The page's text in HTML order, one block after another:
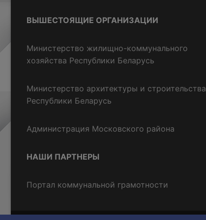
ВЫШЕСТОЯЩИЕ ОРГАНИЗАЦИИ
Министерство жилищно-коммунального
хозяйства Республики Беларусь
Министерство архитектуры и строительства
Республики Беларусь
Администрация Московского района
НАШИ ПАРТНЕРЫ
Портал коммунальной грамотности